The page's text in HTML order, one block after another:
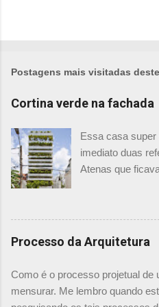
Postagens mais visitadas
Cortina verde na fachada
Essa casa
imediato duas
Atenas que
ficassem tão
mais foco, me
verdade as
como segundas
prédio. Justo
Muller. Eu juro
Processo da Arquitetura
Como é o processo projetual
mensurar. Me lembro quando